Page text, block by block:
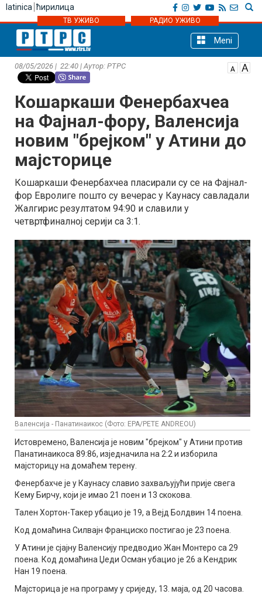
latinica ћирилица
ТВ УЖИВО РАДИО УЖИВО
Meni
08/05/2026 | 22:40 | Аутор: РТРС
Кошаркаши Фенербахчеа
на Фајнал-фору, Валенсија
новим "брејком" у Атини до
мајсторице
Кошаркаши Фенербахчеа пласирали су се на Фајнал-
фор Евролиге пошто су вечерас у Каунасу савладали
Жалгирис резултатом 94:90 и славили у
четвртфиналној серији са 3:1.
Валенсија - Панатинаикос (Фото: EPA/PETE ANDREOU)
Истовремено, Валенсија је новим "брејком" у Атини против
Панатинаикоса 89:86, изједначила на 2:2 и изборила
мајсторицу на домаћем терену.
Фенербахче је у Каунасу славио захваљујући прије свега
Кему Бирчу, који је имао 21 поен и 13 скокова.
Тален Хортон-Такер убацио је 19, а Вејд Болдвин 14 поена.
Код домаћина Силвајн Франциско постигао је 23 поена.
У Атини је сјајну Валенсију предводио Жан Монтеро са 29
поена. Код домаћина Џеди Осман убацио је 26 а Кендрик
Нан 19 поена.
Мајсторица је на програму у сриједу, 13. маја, од 20 часова.